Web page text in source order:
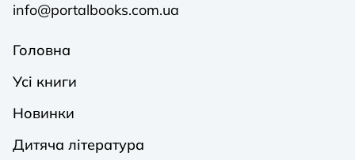
info@portalbooks.com.ua
Головна
Усі книги
Новинки
Дитяча література